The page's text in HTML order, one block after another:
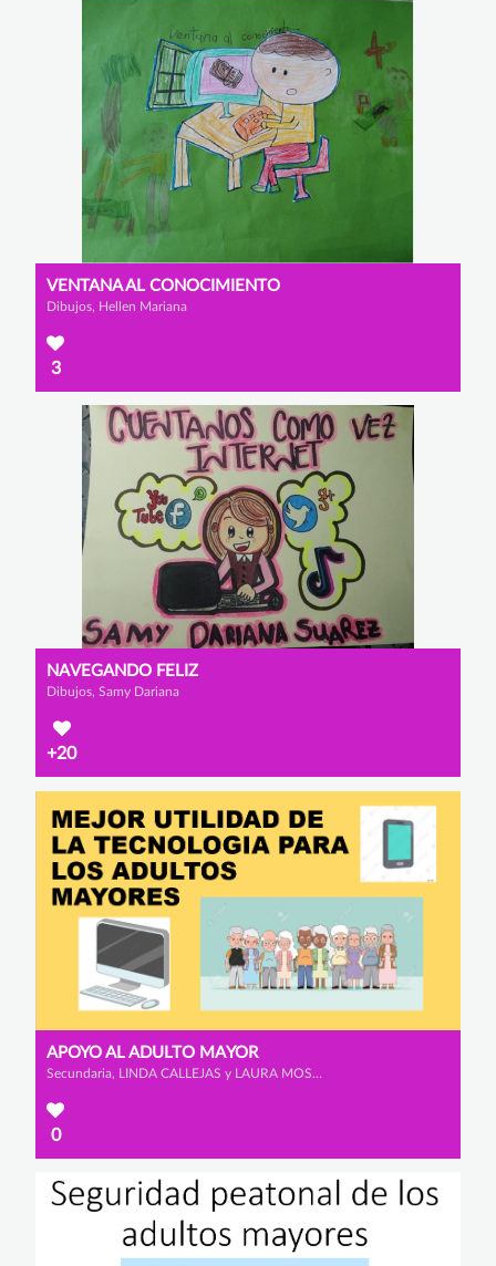
VENTANA AL CONOCIMIENTO
Dibujos, Hellen Mariana
3
NAVEGANDO FELIZ
Dibujos, Samy Dariana
+20
APOYO AL ADULTO MAYOR
Secundaria, LINDA CALLEJAS y LAURA MOSQUERA
0